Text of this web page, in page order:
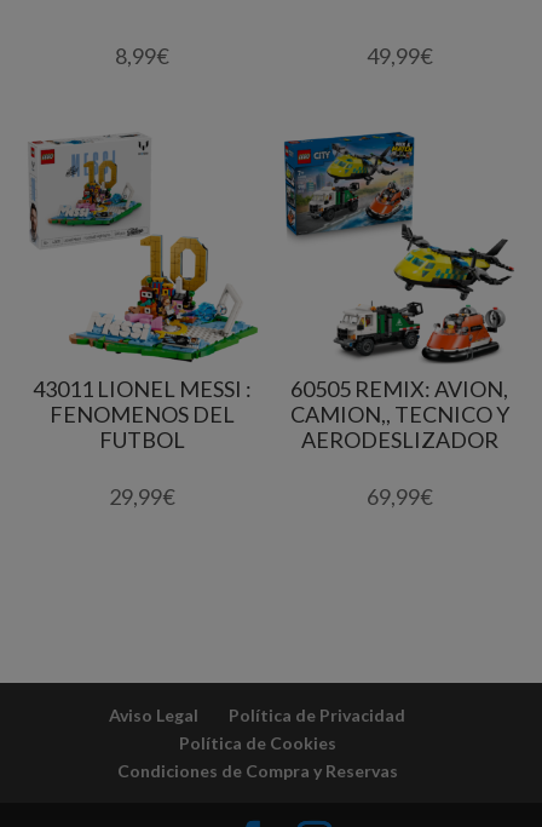
8,99€ 49,99€
43011 LIONEL MESSI :
FENOMENOS DEL
FUTBOL
29,99€
60505 REMIX: AVION,
CAMION,, TECNICO Y
AERODESLIZADOR
69,99€
Aviso Legal
Política de Privacidad
Política de Cookies
Condiciones de Compra y Reservas